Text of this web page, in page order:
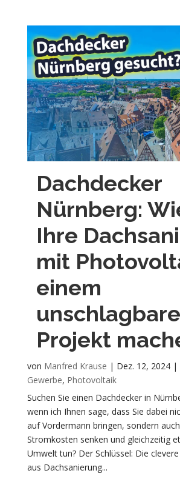
Dachdecker
Nürnberg:
Ihre
mit
einem
Projekt
von Manfred Krause | Dez. 12, 2024|
Gewerbe, Photovoltaik
Suchen Sie einen Dachdecker in
wenn ich Ihnen sage, dass Sie dabei
auf Vordermann bringen, sondern
Stromkosten senken und gleichzeitig
Umwelt tun? Der Schlüssel: Die
aus Dachsanierung...